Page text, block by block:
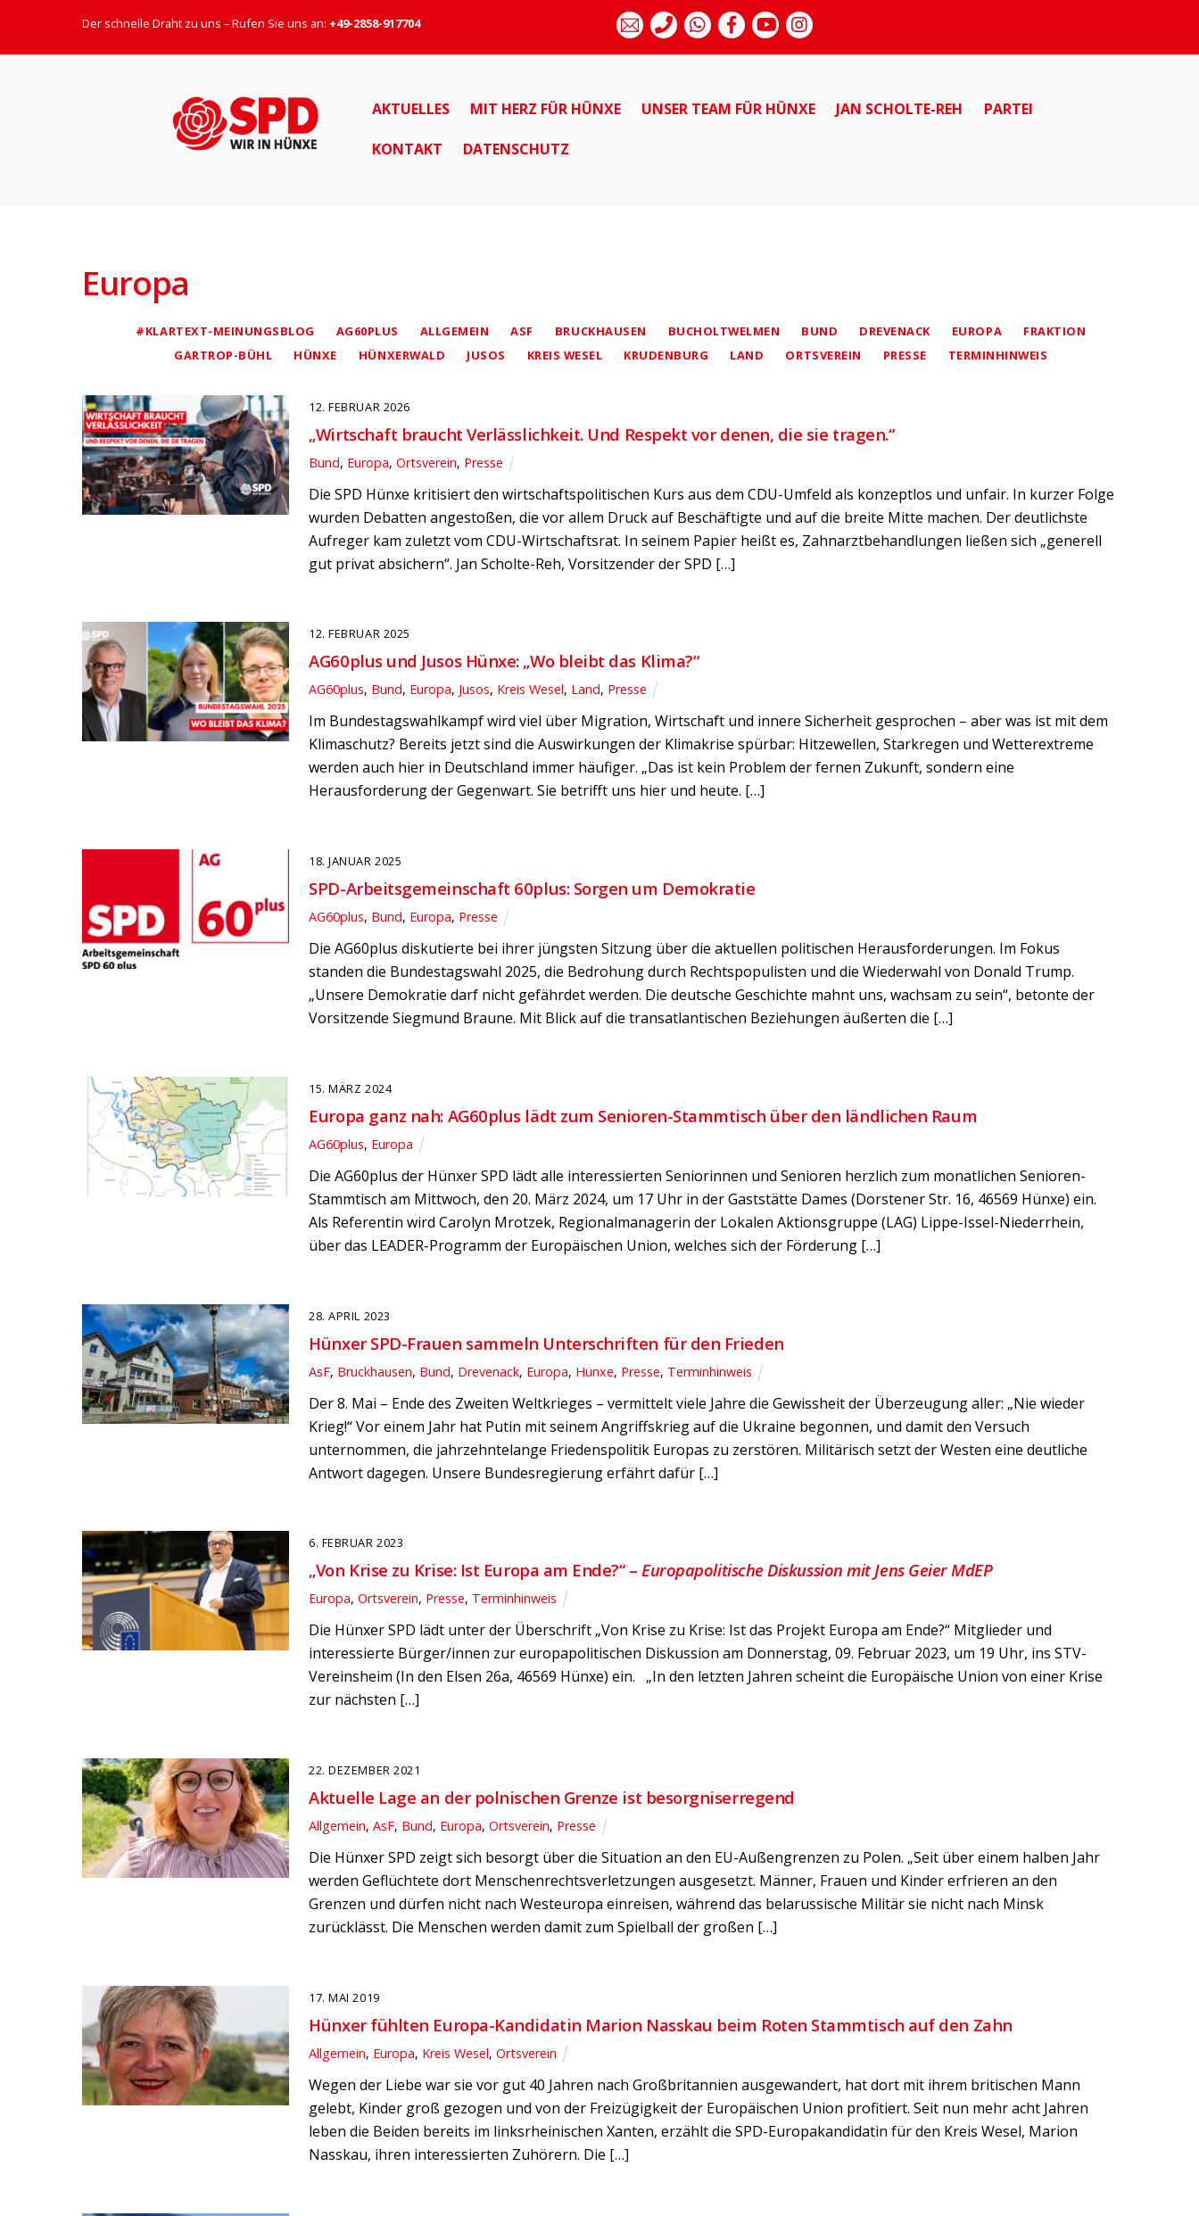
Der schnelle Draht zu uns – Rufen Sie uns an: +49-2858-917704
AKTUELLES MIT HERZ FÜR HÜNXE UNSER TEAM FÜR HÜNXE JAN SCHOLTE-REH PARTEI
KONTAKT DATENSCHUTZ
Europa
#KLARTEXT-MEINUNGSBLOG AG60PLUS ALLGEMEIN ASF BRUCKHAUSEN BUCHOLTWELMEN BUND DREVENACK EUROPA
FRAKTION
GARTROP-BÜHL
HÜNXE HÜNXERWALD JUSOS KREIS WESEL KRUDENBURG LAND ORTSVEREIN PRESSE TERMINHINWEIS
12. FEBRUAR 2026
„Wirtschaft braucht Verlässlichkeit. Und Respekt vor denen, die sie tragen.“
Bund, Europa,Ortsverein, Presse
Die SPD Hünxe kritisiert den wirtschaftspolitischen Kurs aus dem CDU-Umfeld als konzeptlos und unfair. In kurzer Folge
wurden Debatten angestoßen, die vor allem Druck auf Beschäftigte und auf die breite Mitte machen. Der deutlichste
Aufreger kam zuletzt vom CDU-Wirtschaftsrat. In seinem Papier heißt es, Zahnarztbehandlungen ließen sich „generell
gut privat absichern“. Jan Scholte-Reh, Vorsitzender der SPD […]
12. FEBRUAR 2025
AG60plus und Jusos Hünxe: „Wo bleibt das Klima?“
AG60plus, Bund, Europa, Jusos, Kreis Wesel, Land, Presse
Im Bundestagswahlkampf wird viel über Migration, Wirtschaft und innere Sicherheit gesprochen – aber was ist mit dem
Klimaschutz? Bereits jetzt sind die Auswirkungen der Klimakrise spürbar: Hitzewellen, Starkregen und Wetterextreme
werden auch hier in Deutschland immer häufiger. „Das ist kein Problem der fernen Zukunft, sondern eine
Herausforderung der Gegenwart. Sie betrifft uns hier und heute. […]
18. JANUAR 2025
SPD-Arbeitsgemeinschaft 60plus: Sorgen um Demokratie
AG60plus, Bund, Europa, Presse
Die AG60plus diskutierte bei ihrer jüngsten Sitzung über die aktuellen politischen Herausforderungen. Im Fokus
standen die Bundestagswahl 2025, die Bedrohung durch Rechtspopulisten und die Wiederwahl von Donald Trump.
„Unsere Demokratie darf nicht gefährdet werden. Die deutsche Geschichte mahnt uns, wachsam zu sein“, betonte der
Vorsitzende Siegmund Braune. Mit Blick auf die transatlantischen Beziehungen äußerten die […]
15. MÄRZ 2024
Europa ganz nah: AG60plus lädt zum Senioren-Stammtisch über den ländlichen Raum
AG60plus, Europa
Die AG60plus der Hünxer SPD lädt alle interessierten Seniorinnen und Senioren herzlich zum monatlichen Senioren-
Stammtisch am Mittwoch, den 20. März 2024, um 17 Uhr in der Gaststätte Dames (Dorstener Str. 16, 46569 Hünxe) ein.
Als Referentin wird Carolyn Mrotzek, Regionalmanagerin der Lokalen Aktionsgruppe (LAG) Lippe-Issel-Niederrhein,
über das LEADER-Programm der Europäischen Union, welches sich der Förderung […]
28. APRIL 2023
Hünxer SPD-Frauen sammeln Unterschriften für den Frieden
AsF, Bruckhausen, Bund, Drevenack, Europa, Hünxe, Presse, Terminhinweis
Der 8. Mai – Ende des Zweiten Weltkrieges – vermittelt viele Jahre die Gewissheit der Überzeugung aller: „Nie wieder
Krieg!“ Vor einem Jahr hat Putin mit seinem Angriffskrieg auf die Ukraine begonnen, und damit den Versuch
unternommen, die jahrzehntelange Friedenspolitik Europas zu zerstören. Militärisch setzt der Westen eine deutliche
Antwort dagegen. Unsere Bundesregierung erfährt dafür […]
6. FEBRUAR 2023
„Von Krise zu Krise: Ist Europa am Ende?“ –Europapolitische Diskussion mit Jens Geier MdEP
Europa,Ortsverein, Presse, Terminhinweis
Die Hünxer SPD lädt unter der Überschrift „Von Krise zu Krise: Ist das Projekt Europa am Ende?“ Mitglieder und
interessierte Bürger/innen zur europapolitischen Diskussion am Donnerstag, 09. Februar 2023, um 19 Uhr, ins STV-
Vereinsheim (In den Elsen 26a, 46569 Hünxe) ein. „In den letzten Jahren scheint die Europäische Union von einer Krise
zur nächsten […]
22. DEZEMBER 2021
Aktuelle Lage an der polnischen Grenze ist besorgniserregend
Allgemein,AsF, Bund, Europa,Ortsverein, Presse
Die Hünxer SPD zeigt sich besorgt über die Situation an den EU-Außengrenzen zu Polen. „Seit über einem halben Jahr
werden Geflüchtete dort Menschenrechtsverletzungen ausgesetzt. Männer, Frauen und Kinder erfrieren an den
Grenzen und dürfen nicht nach Westeuropa einreisen, während das belarussische Militär sie nicht nach Minsk
zurücklässt. Die Menschen werden damit zum Spielball der großen […]
17. MAI 2019
Hünxer fühlten Europa-Kandidatin Marion Nasskau beim Roten Stammtisch auf den Zahn
Allgemein, Europa, Kreis Wesel,Ortsverein
Wegen der Liebe war sie vor gut 40 Jahren nach Großbritannien ausgewandert, hat dort mit ihrem britischen Mann
gelebt, Kinder groß gezogen und von der Freizügigkeit der Europäischen Union profitiert. Seit nun mehr acht Jahren
leben die Beiden bereits im linksrheinischen Xanten, erzählt die SPD-Europakandidatin für den Kreis Wesel, Marion
Nasskau, ihren interessierten Zuhörern. Die […]